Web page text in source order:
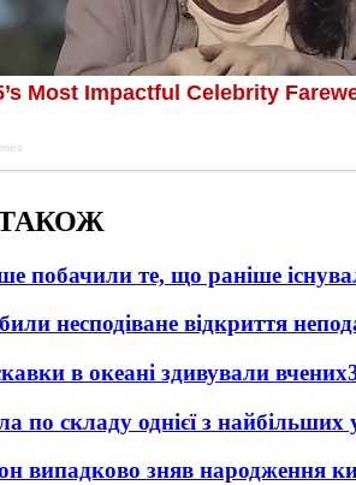
побачили те, що раніше
несподіване відкриття
в океані здивували вчених
по складу однієї з
випадково зняв народження